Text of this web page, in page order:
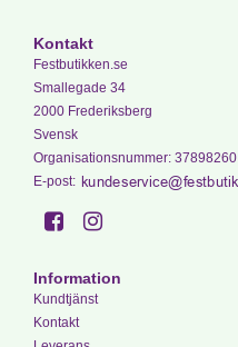
Kontakt
Festbutikken.se
Smallegade 34
2000 Frederiksberg
Svensk
Organisationsnummer: 37898260
E-post:
Information
Kundtjänst
Kontakt